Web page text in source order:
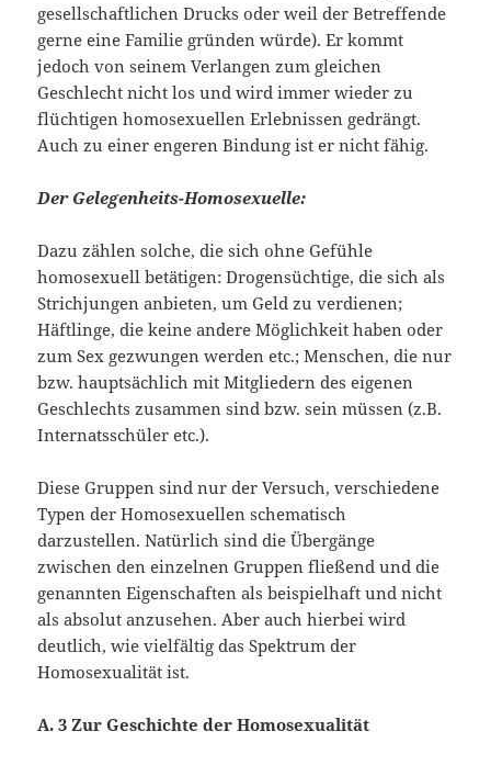
gesellschaftlichen Drucks oder weil der Betreffende
gerne eine Familie gründen würde). Er kommt
jedoch von seinem Verlangen zum gleichen
Geschlecht nicht los und wird immer wieder zu
flüchtigen homosexuellen Erlebnissen gedrängt.
Auch zu einer engeren Bindung ist er nicht fähig.
Der Gelegenheits-Homosexuelle:
Dazu zählen solche, die sich ohne Gefühle
homosexuell betätigen: Drogensüchtige, die sich als
Strichjungen anbieten, um Geld zu verdienen;
Häftlinge, die keine andere Möglichkeit haben oder
zum Sex gezwungen werden etc.; Menschen, die nur
bzw. hauptsächlich mit Mitgliedern des eigenen
Geschlechts zusammen sind bzw. sein müssen (z.B.
Internatsschüler etc.).
Diese Gruppen sind nur der Versuch, verschiedene
Typen der Homosexuellen schematisch
darzustellen. Natürlich sind die Übergänge
zwischen den einzelnen Gruppen fließend und die
genannten Eigenschaften als beispielhaft und nicht
als absolut anzusehen. Aber auch hierbei wird
deutlich, wie vielfältig das Spektrum der
Homosexualität ist.
A. 3 Zur Geschichte der Homosexualität